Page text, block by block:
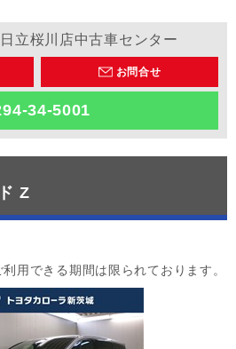
立桜川店中古車センター
お問合せ
34-5001
Z
用できる期間は限られております。